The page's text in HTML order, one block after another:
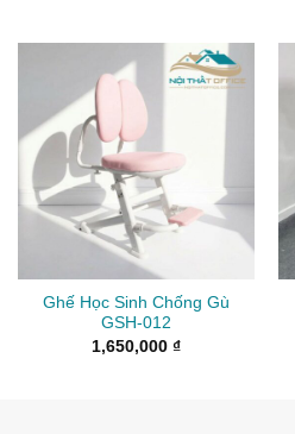
Ghế Học Sinh Chống Gù
GSH-012
1,650,000 ₫